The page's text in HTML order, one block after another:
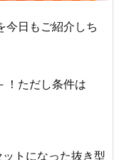
今日もご紹介しち
！ただし条件は
トになった抜き型